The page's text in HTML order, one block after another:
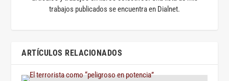
trabajos publicados se encuentra en Dialnet.
ARTÍCULOS RELACIONADOS